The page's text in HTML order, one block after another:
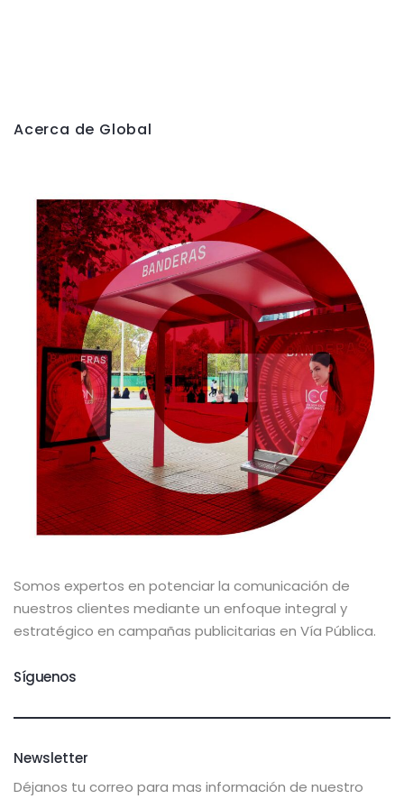
Acerca de Global
Somos expertos en potenciar la comunicación de
nuestros clientes mediante un enfoque integral y
estratégico en campañas publicitarias en Vía Pública.
Síguenos
Newsletter
Déjanos tu correo para mas información de nuestro